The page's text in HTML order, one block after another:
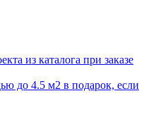
из каталога при заказе
до 4.5 м2 в подарок, если